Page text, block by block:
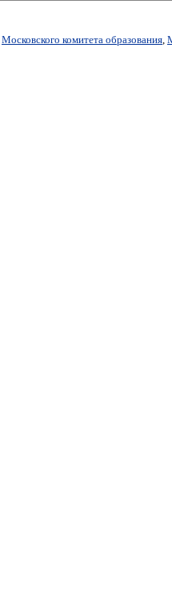
Московского комитета образования,